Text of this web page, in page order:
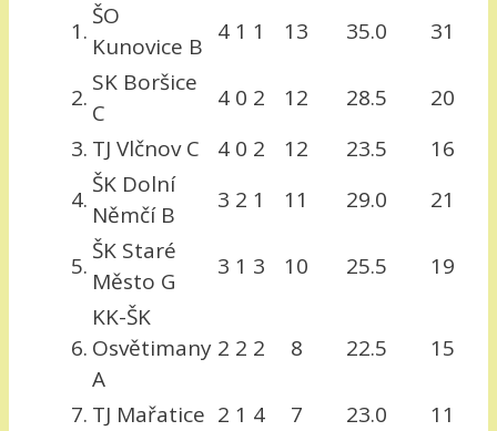
1.
ŠO
Kunovice B
4 1 1 13 35.0 31
2.
SK Boršice
C
4 0 2 12 28.5
20
3. TJ Vlčnov C 4 0 2 12 23.5
16
4.
ŠK Dolní
Němčí B
3 2 1 11 29.0 21
5.
ŠK Staré
Město G
3 1 3 10 25.5 19
6.
KK-ŠK
Osvětimany
A
2 2 2 8 22.5 15
7. TJ Mařatice 2 1 4 7 23.0
11